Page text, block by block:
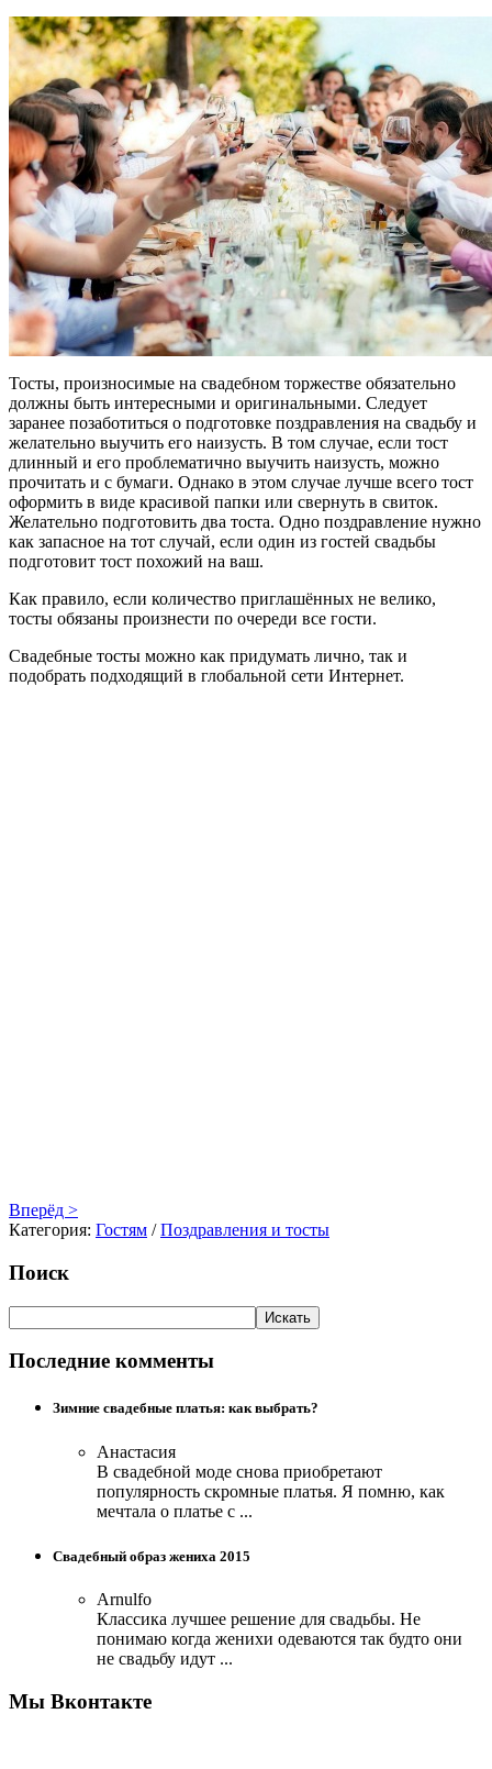
Тосты, произносимые на свадебном торжестве обязательно
должны быть интересными и оригинальными. Следует
заранее позаботиться о подготовке поздравления на свадьбу и
желательно выучить его наизусть. В том случае, если тост
длинный и его проблематично выучить наизусть, можно
прочитать и с бумаги. Однако в этом случае лучше всего тост
оформить в виде красивой папки или свернуть в свиток.
Желательно подготовить два тоста. Одно поздравление нужно
как запасное на тот случай, если один из гостей свадьбы
подготовит тост похожий на ваш.
Как правило, если количество приглашённых не велико,
тосты обязаны произнести по очереди все гости.
Свадебные тосты можно как придумать лично, так и
подобрать подходящий в глобальной сети Интернет.
Вперёд >
Категория: Гостям /Поздравления и тосты
Поиск
Последние комменты
Зимние свадебные платья: как выбрать?
Анастасия
В свадебной моде снова приобретают
популярность скромные платья. Я помню, как
мечтала о платье с ...
Свадебный образ жениха 2015
Arnulfo
Классика лучшее решение для свадьбы. Не
понимаю когда женихи одеваются так будто они
не свадьбу идут ...
Мы Вконтакте